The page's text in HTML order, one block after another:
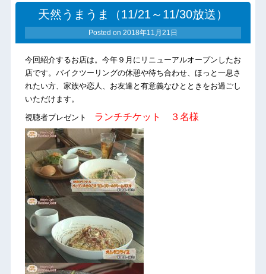
天然うまうま（11/21～11/30放送）
Posted on 2018年11月21日
今回紹介するお店は。今年９月にリニューアルオープンしたお
店です。バイクツーリングの休憩や待ち合わせ、ほっと一息さ
れたい方、家族や恋人、お友達と有意義なひとときをお過ごし
いただけます。
視聴者プレゼント ランチチケット ３名様